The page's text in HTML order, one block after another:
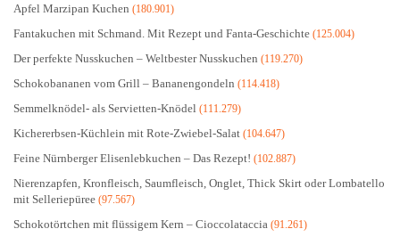
Apfel Marzipan Kuchen (180.901)
Fantakuchen mit Schmand. Mit Rezept und Fanta-Geschichte (125.004)
Der perfekte Nusskuchen – Weltbester Nusskuchen (119.270)
Schokobananen vom Grill – Bananengondeln (114.418)
Semmelknödel- als Servietten-Knödel (111.279)
Kichererbsen-Küchlein mit Rote-Zwiebel-Salat (104.647)
Feine Nürnberger Elisenlebkuchen – Das Rezept! (102.887)
Nierenzapfen, Kronfleisch, Saumfleisch, Onglet, Thick Skirt oder Lombatello
mit Selleriepüree (97.567)
Schokotörtchen mit flüssigem Kern – Cioccolataccia (91.261)